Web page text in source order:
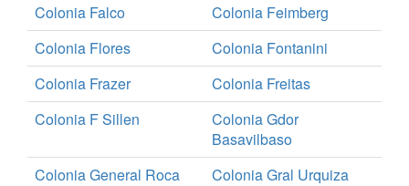
Colonia Falco
Colonia Feimberg
Colonia Flores
Colonia Fontanini
Colonia Frazer
Colonia Freitas
Colonia F Sillen
Colonia Gdor
Basavilbaso
Colonia General Roca
Colonia Gral Urquiza